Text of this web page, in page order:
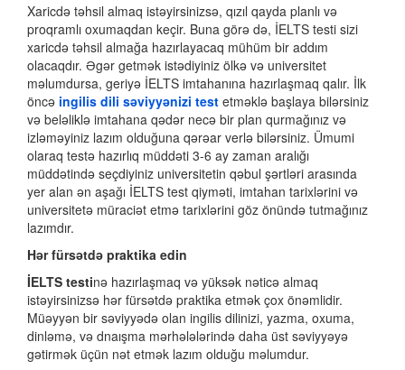
Xaricdə təhsil almaq istəyirsinizsə, qızıl qayda planlı və
proqramlı oxumaqdan keçir. Buna görə də, İELTS testi sizi
xaricdə təhsil almağa hazırlayacaq mühüm bir addım
olacaqdır. Əgər getmək istədiyiniz ölkə və universitet
məlumdursa, geriyə İELTS imtahanına hazırlaşmaq qalır. İlk
öncə ingilis dili səviyyənizi test etməklə başlaya bilərsiniz
və beləliklə imtahana qədər necə bir plan qurmağınız və
izləməyiniz lazım olduğuna qərəar verlə bilərsiniz. Ümumi
olaraq testə hazırlıq müddəti 3-6 ay zaman aralığı
müddətində seçdiyiniz universitetin qəbul şərtləri arasında
yer alan ən aşağı İELTS test qiyməti, imtahan tarixlərini və
universitetə müraciət etmə tarixlərini göz önündə tutmağınız
lazımdır.
Hər fürsətdə praktika edin
İELTS testinə hazırlaşmaq və yüksək nəticə almaq
istəyirsinizsə hər fürsətdə praktika etmək çox önəmlidir.
Müəyyən bir səviyyədə olan ingilis dilinizi, yazma, oxuma,
dinləmə, və dnaışma mərhələlərində daha üst səviyyəyə
gətirmək üçün nət etmək lazım olduğu məlumdur.